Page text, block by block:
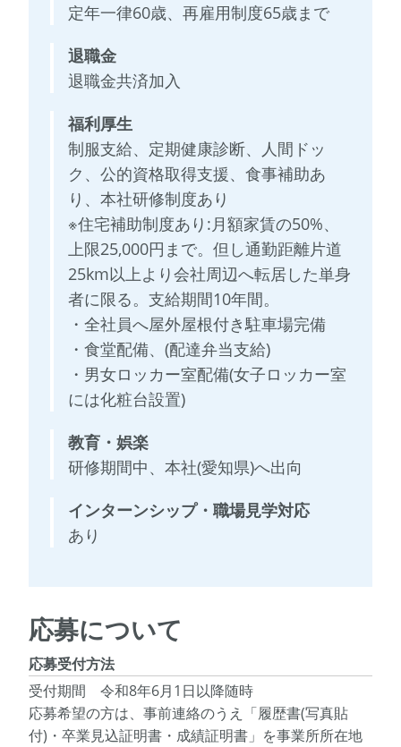
定年一律60歳、再雇用制度65歳まで
退職金
退職金共済加入
福利厚生
制服支給、定期健康診断、人間ドッ
ク、公的資格取得支援、食事補助あ
り、本社研修制度あり
※住宅補助制度あり:月額家賃の50%、
上限25,000円まで。但し通勤距離片道
25km以上より会社周辺へ転居した単身
者に限る。支給期間10年間。
・全社員へ屋外屋根付き駐車場完備
・食堂配備、(配達弁当支給)
・男女ロッカー室配備(女子ロッカー室
には化粧台設置)
教育・娯楽
研修期間中、本社(愛知県)へ出向
インターンシップ・職場見学対応
あり
応募について
応募受付方法
受付期間 令和8年6月1日以降随時
応募希望の方は、事前連絡のうえ「履歴書(写真貼
付)・卒業見込証明書・成績証明書」を事業所所在地